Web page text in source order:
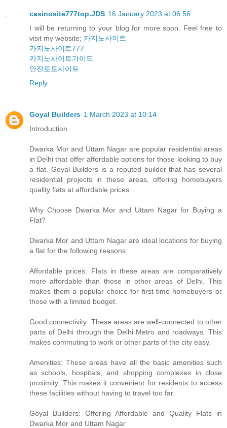
casinosite777top.JDS 16 January 2023 at 06:56
I will be returning to your blog for more soon. Feel free to
visit my website; 카지노사이트
카지노사이트777
카지노사이트가이드
안전토토사이트
Reply
Goyal Builders 1 March 2023 at 10:14
Introduction
Dwarka Mor and Uttam Nagar are popular residential areas
in Delhi that offer affordable options for those looking to buy
a flat. Goyal Builders is a reputed builder that has several
residential projects in these areas, offering homebuyers
quality flats at affordable prices.
Why Choose Dwarka Mor and Uttam Nagar for Buying a
Flat?
Dwarka Mor and Uttam Nagar are ideal locations for buying
a flat for the following reasons:
Affordable prices: Flats in these areas are comparatively
more affordable than those in other areas of Delhi. This
makes them a popular choice for first-time homebuyers or
those with a limited budget.
Good connectivity: These areas are well-connected to other
parts of Delhi through the Delhi Metro and roadways. This
makes commuting to work or other parts of the city easy.
Amenities: These areas have all the basic amenities such
as schools, hospitals, and shopping complexes in close
proximity. This makes it convenient for residents to access
these facilities without having to travel too far.
Goyal Builders: Offering Affordable and Quality Flats in
Dwarka Mor and Uttam Nagar